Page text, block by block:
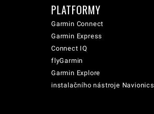
PLATFORMY
Garmin Connect
Garmin Express
Connect IQ
flyGarmin
Garmin Explore
instalačního nástroje Navionics